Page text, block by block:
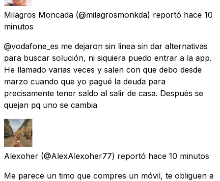
Milagros Moncada (@milagrosmonkda) reportó hace 10
minutos
@vodafone_es me dejaron sin linea sin dar alternativas
para buscar solución, ni siquiera puedo entrar a la app.
He llamado varias veces y salen con que debo desde
marzo cuando que yo pagué la deuda para
precisamente tener saldo al salir de casa. Después se
quejan pq uno se cambia
Alexoher (@AlexAlexoher77) reportó hace 10 minutos
Me parece un timo que compres un móvil, te obliguen a